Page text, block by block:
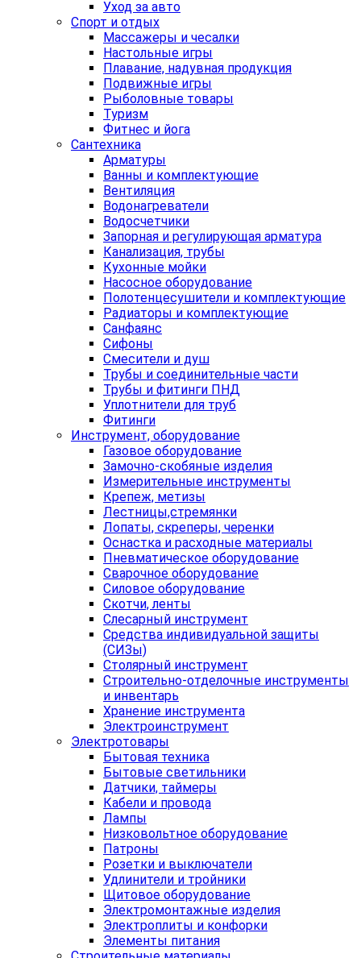
Уход за авто
Спорт и отдых
Массажеры и чесалки
Настольные игры
Плавание, надувная продукция
Подвижные игры
Рыболовные товары
Туризм
Фитнес и йога
Сантехника
Арматуры
Ванны и комплектующие
Вентиляция
Водонагреватели
Водосчетчики
Запорная и регулирующая арматура
Канализация, трубы
Кухонные мойки
Насосное оборудование
Полотенцесушители и комплектующие
Радиаторы и комплектующие
Санфаянс
Сифоны
Смесители и душ
Трубы и соединительные части
Трубы и фитинги ПНД
Уплотнители для труб
Фитинги
Инструмент, оборудование
Газовое оборудование
Замочно-скобяные изделия
Измерительные инструменты
Крепеж, метизы
Лестницы,стремянки
Лопаты, скреперы, черенки
Оснастка и расходные материалы
Пневматическое оборудование
Сварочное оборудование
Силовое оборудование
Скотчи, ленты
Слесарный инструмент
Средства индивидуальной защиты
(СИЗы)
Столярный инструмент
Строительно-отделочные инструменты
и инвентарь
Хранение инструмента
Электроинструмент
Электротовары
Бытовая техника
Бытовые светильники
Датчики, таймеры
Кабели и провода
Лампы
Низковольтное оборудование
Патроны
Розетки и выключатели
Удлинители и тройники
Щитовое оборудование
Электромонтажные изделия
Электроплиты и конфорки
Элементы питания